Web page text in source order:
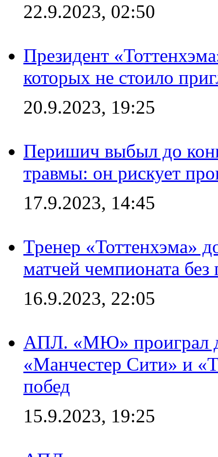
22.9.2023, 02:50
Президент
которых не стоило
20.9.2023, 19:25
Перишич выбыл до
травмы: он рискует
17.9.2023, 14:45
Тренер «Тоттенхэма»
матчей чемпионата
16.9.2023, 22:05
АПЛ. «МЮ» проиграл
«Манчестер Сити» и
побед
15.9.2023, 19:25